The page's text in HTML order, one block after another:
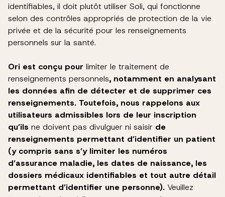
identifiables, il doit plutôt utiliser Soli, qui fonctionne
selon des contrôles appropriés de protection de la vie
privée et de la sécurité pour les renseignements
personnels sur la santé.
Ori est conçu pour limiter le traitement de
renseignements personnels, notamment en analysant
les données afin de détecter et de supprimer ces
renseignements. Toutefois, nous rappelons aux
utilisateurs admissibles lors de leur inscription
qu’ils ne doivent pas divulguer ni saisir de
renseignements permettant d’identifier un patient
(y compris sans s’y limiter les numéros
d’assurance maladie, les dates de naissance, les
dossiers médicaux identifiables et tout autre détail
permettant d’identifier une personne). Veuillez